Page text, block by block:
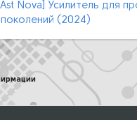
Nova] Усилитель для
(2024)